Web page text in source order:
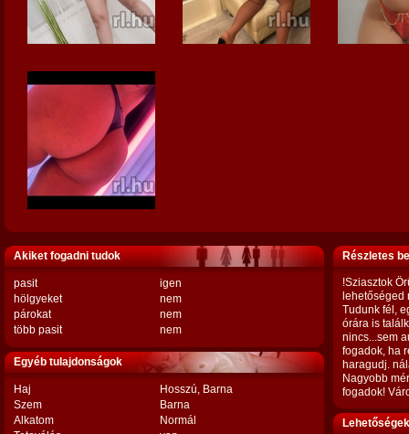
Akiket fogadni tudok
pasit
igen
hölgyeket
nem
párokat
nem
több pasit
nem
Egyéb tulajdonságok
Haj
Hosszú, Barna
Szem
Barna
Alkatom
Normál
Részletes
!Sziasztok
lehetőséged
Tudunk fél,
órára is
nincs...sem
fogadok, ha
haragudj.
Nagyobb
fogadok!